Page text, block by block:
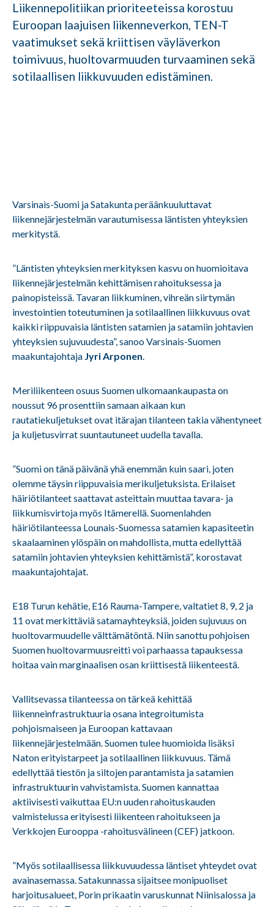
Liikennepolitiikan prioriteeteissa korostuu
Euroopan laajuisen liikenneverkon, TEN-T
vaatimukset sekä kriittisen väyläverkon
toimivuus, huoltovarmuuden turvaaminen sekä
sotilaallisen liikkuvuuden edistäminen.
Varsinais-Suomi ja Satakunta peräänkuuluttavat
liikennejärjestelmän varautumisessa läntisten yhteyksien
merkitystä.
”Läntisten yhteyksien merkityksen kasvu on huomioitava
liikennejärjestelmän kehittämisen rahoituksessa ja
painopisteissä. Tavaran liikkuminen, vihreän siirtymän
investointien toteutuminen ja sotilaallinen liikkuvuus ovat
kaikki riippuvaisia läntisten satamien ja satamiin johtavien
yhteyksien sujuvuudesta”, sanoo Varsinais-Suomen
maakuntajohtaja Jyri Arponen.
Meriliikenteen osuus Suomen ulkomaankaupasta on
noussut 96 prosenttiin samaan aikaan kun
rautatiekuljetukset ovat itärajan tilanteen takia vähentyneet
ja kuljetusvirrat suuntautuneet uudella tavalla.
”Suomi on tänä päivänä yhä enemmän kuin saari, joten
olemme täysin riippuvaisia merikuljetuksista. Erilaiset
häiriötilanteet saattavat asteittain muuttaa tavara- ja
liikkumisvirtoja myös Itämerellä. Suomenlahden
häiriötilanteessa Lounais-Suomessa satamien kapasiteetin
skaalaaminen ylöspäin on mahdollista, mutta edellyttää
satamiin johtavien yhteyksien kehittämistä”, korostavat
maakuntajohtajat.
E18 Turun kehätie, E16 Rauma-Tampere, valtatiet 8, 9, 2 ja
11 ovat merkittäviä satamayhteyksiä, joiden sujuvuus on
huoltovarmuudelle välttämätöntä. Niin sanottu pohjoisen
Suomen huoltovarmuusreitti voi parhaassa tapauksessa
hoitaa vain marginaalisen osan kriittisestä liikenteestä.
Vallitsevassa tilanteessa on tärkeä kehittää
liikenneinfrastruktuuria osana integroitumista
pohjoismaiseen ja Euroopan kattavaan
liikennejärjestelmään. Suomen tulee huomioida lisäksi
Naton erityistarpeet ja sotilaallinen liikkuvuus. Tämä
edellyttää tiestön ja siltojen parantamista ja satamien
infrastruktuurin vahvistamista. Suomen kannattaa
aktiivisesti vaikuttaa EU:n uuden rahoituskauden
valmistelussa erityisesti liikenteen rahoitukseen ja
Verkkojen Eurooppa -rahoitusvälineen (CEF) jatkoon.
”Myös sotilaallisessa liikkuvuudessa läntiset yhteydet ovat
avainasemassa. Satakunnassa sijaitsee monipuoliset
harjoitusalueet, Porin prikaatin varuskunnat Niinisalossa ja